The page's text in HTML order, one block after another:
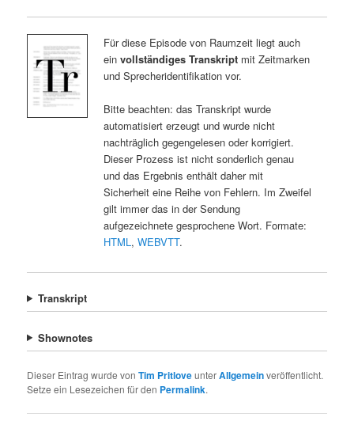
Für diese Episode von Raumzeit liegt auch
ein vollständiges Transkriptmit Zeitmarken
und Sprecheridentifikation vor.
Bitte beachten: das Transkript wurde
automatisiert erzeugt und wurde nicht
nachträglich gegengelesen oder korrigiert.
Dieser Prozess ist nicht sonderlich genau
und das Ergebnis enthält daher mit
Sicherheit eine Reihe von Fehlern. Im Zweifel
gilt immer das in der Sendung
aufgezeichnete gesprochene Wort. Formate:
HTML, WEBVTT.
Transkript
Shownotes
Dieser Eintrag wurde vonTim PritloveunterAllgemeinveröffentlicht.
Setze ein Lesezeichen für den Permalink.